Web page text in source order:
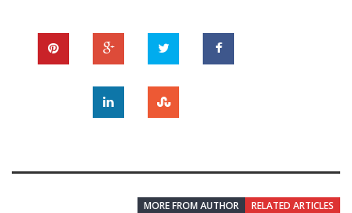
RELATED ARTICLES
MORE FROM AUTHOR